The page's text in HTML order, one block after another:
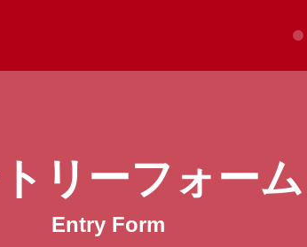
リーフォーム
Entry Form